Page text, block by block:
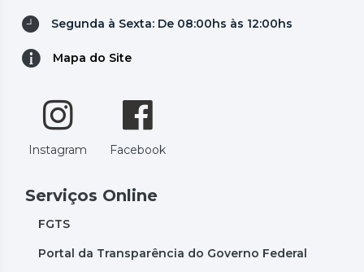
Segunda à Sexta: De 08:00hs às 12:00hs
Mapa do Site
Instagram Facebook
Serviços Online
FGTS
Portal da Transparência do Governo Federal